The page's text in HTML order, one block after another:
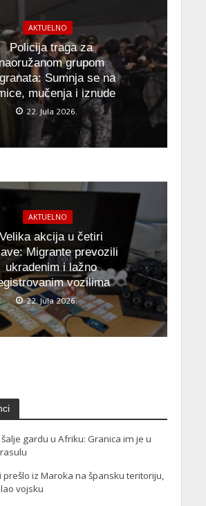
AKTUELNO
Policija traga za
naoružanom grupom
Sumnja se na
mučenja i iznude
22. Jula 2026.
AKTUELNO
Velika akcija u četiri
Migrante prevozili
ukradenim i lažno
vozilima
22. Jula 2026.
gardu u Afriku: Granica im je u
prešlo iz Maroka na špansku teritoriju,
vojsku